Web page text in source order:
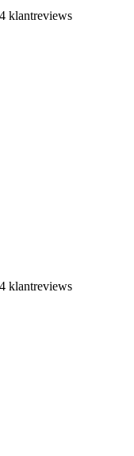
klantreviews
klantreviews